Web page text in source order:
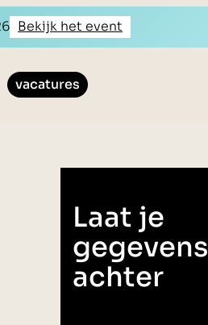
Bekijk het event
vacatures
Laat je
gegevens
achter